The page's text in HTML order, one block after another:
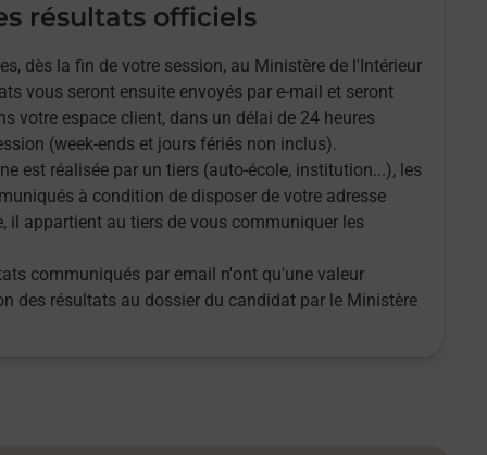
résultats officiels
dès la fin de votre session, au Ministère de l'Intérieur
vous seront ensuite envoyés par e-mail et seront
votre espace client, dans un délai de 24 heures
(week-ends et jours fériés non inclus).
est réalisée par un tiers (auto-école, institution...), les
à condition de disposer de votre adresse
il appartient au tiers de vous communiquer les
communiqués par email n'ont qu'une valeur
des résultats au dossier du candidat par le Ministère